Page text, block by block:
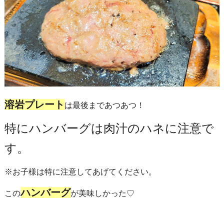
溶岩プレート は最後まであつあつ！
特にハンバーグは肉汁のハネに注意で
す。
※お子様は特に注意してあげてください。
このハンバーグが美味しかった♡